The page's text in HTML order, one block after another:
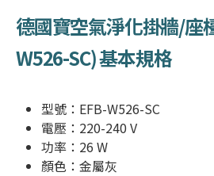
德國寶空氣淨化掛牆/座
W526-SC) 基本規格
型號： EFB-W526-SC
電壓：220-240 V
功率：26 W
顏色：金屬灰